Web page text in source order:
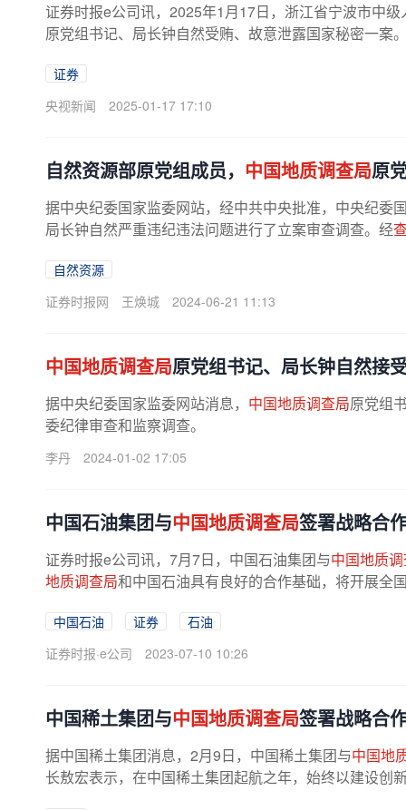
证券时报e公司讯，2025年1月17日，浙江省宁波市中
原党组书记、局长钟自然受贿、故意泄露国家秘密一案
证券
央视新闻
2025-01-17 17:10
自然资源部原党组成员， 中国地质调查局原
据中央纪委国家监委网站，经中共中央批准，中央纪委
局长钟自然严重违纪违法问题进行了立案审查调查。经
自然资源
证券时报网
王焕城 2024-06-21 11:13
中国地质调查局原党组书记、局长钟自然接
据中央纪委国家监委网站消息， 中国地质调查局原党组
委纪律审查和监察调查。
李丹 2024-01-02 17:05
中国石油集团与中国地质调查局签署战略合
证券时报e公司讯，7月7日，中国石油集团与中国地质
地质调查局和中国石油具有良好的合作基础，将开展全
中国石油 证券
石油
证券时报·e公司
2023-07-10 10:26
中国稀土集团与中国地质调查局签署战略合
据中国稀土集团消息，2月9日，中国稀土集团与中国地
长敖宏表示，在中国稀土集团起航之年，始终以建设创